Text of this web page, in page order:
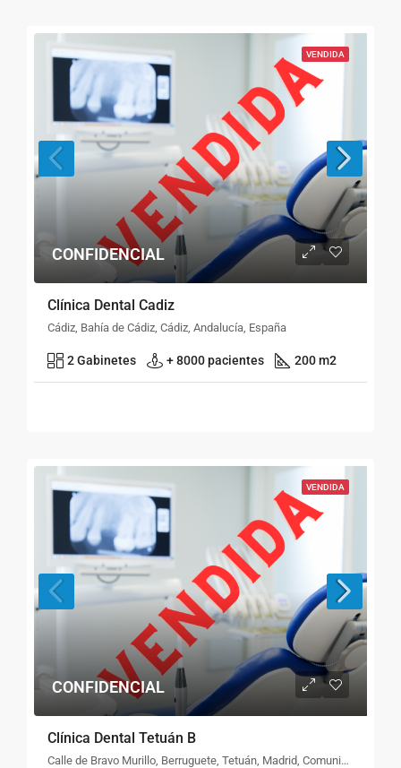
VENDIDA
CONFIDENCIAL
Clínica Dental Cadiz
Cádiz, Bahía de Cádiz, Cádiz, Andalucía, España
2 Gabinetes + 8000 pacientes 200 m2
VENDIDA
CONFIDENCIAL
Clínica Dental Tetuán B
Calle de Bravo Murillo, Berruguete, Tetuán, Madrid, Comunidad de Madrid, 28020, España